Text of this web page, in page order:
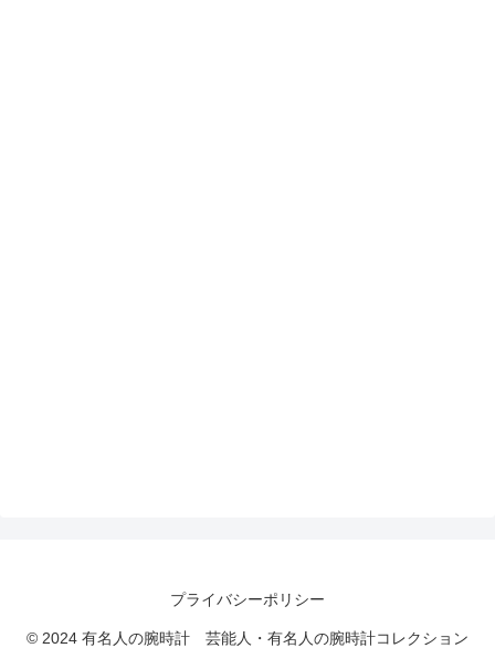
プライバシーポリシー
© 2024 有名人の腕時計 芸能人・有名人の腕時計コレクション